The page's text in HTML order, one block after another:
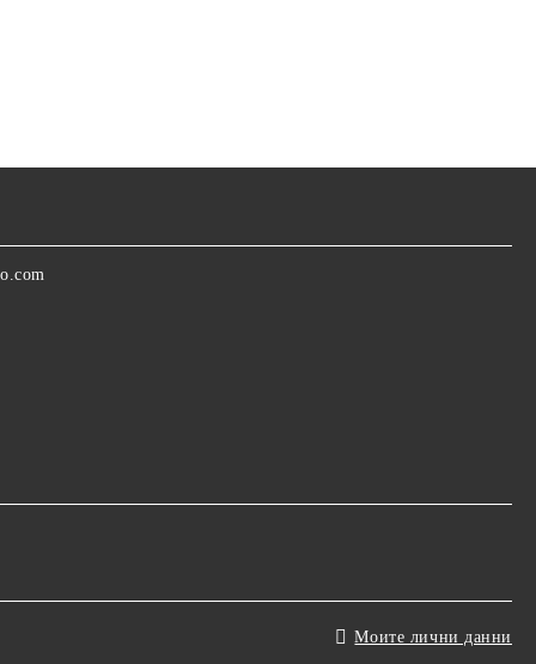
Моите лични данни